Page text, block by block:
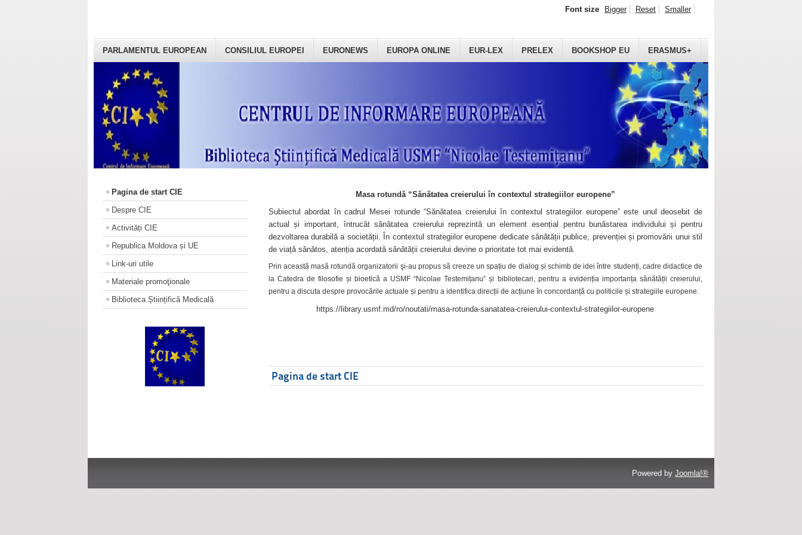
PARLAMENTUL EUROPEAN CONSILIUL EUROPEI EURONEWS EUROPA ONLINE EUR-LEX PRELEX BOOKSHOP EU ERASMUS+
Font size Bigger Reset Smaller
Pagina de start CIE
Despre CIE
Activități CIE
Republica Moldova și UE
Link-uri utile
Materiale promoţionale
Biblioteca Științifică Medicală
Masa rotundă “Sănătatea creierului în contextul strategiilor europene”
Subiectul abordat în cadrul Mesei rotunde “Sănătatea creierului în contextul strategiilor europene” este unul deosebit de
actual și important, întrucât sănătatea creierului reprezintă un element esențial pentru bunăstarea individului și pentru
dezvoltarea durabilă a societății. În contextul strategiilor europene dedicate sănătății publice, prevenției și promovării unui stil
de viață sănătos, atenția acordată sănătății creierului devine o prioritate tot mai evidentă.
Prin această masă rotundă organizatorii şi-au propus să creeze un spațiu de dialog și schimb de idei între studenți, cadre didactice de
la Catedra de filosofie și bioetică a USMF “Nicolae Testemițanu” și bibliotecari, pentru a evidenția importanța sănătății creierului,
pentru a discuta despre provocările actuale și pentru a identifica direcții de acțiune în concordanță cu politicile și strategiile europene.
https://library.usmf.md/ro/noutati/masa-rotunda-sanatatea-creierului-contextul-strategiilor-europene
Pagina de start CIE
Powered by Joomla!®